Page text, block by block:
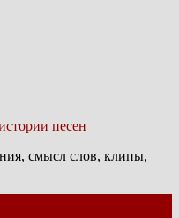
песен
смысл слов, клипы,